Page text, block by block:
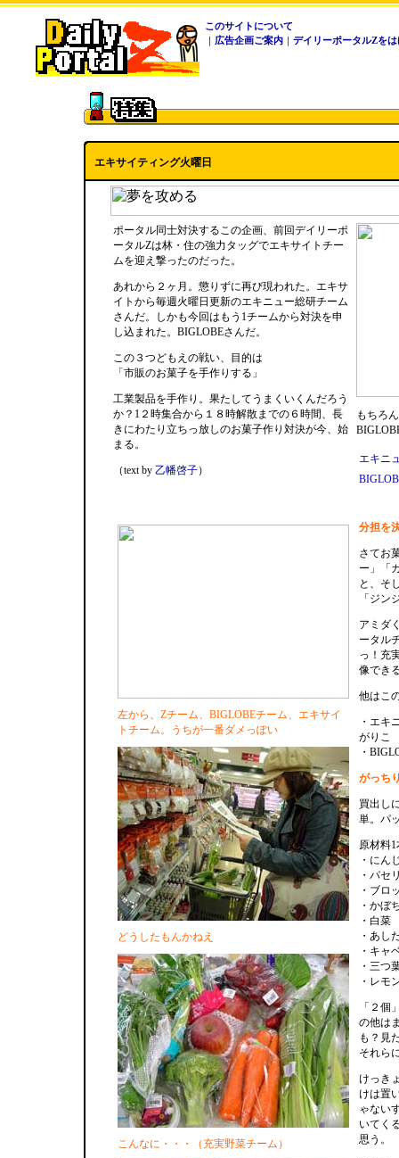
このサイトについて
｜ 広告企画ご案内 ｜ デイリーポータルZを
エキサイティング火曜日
ポータル同士対決するこの企画、前回デイリーポ
ータルZは林・住の強力タッグでエキサイトチー
ムを迎え撃ったのだった。
あれから２ヶ月。懲りずに再び現われた。エキサ
イトから毎週火曜日更新のエキニュー総研チーム
さんだ。しかも今回はもう1チームから対決を申
し込まれた。BIGLOBEさんだ。
この３つどもえの戦い、目的は
「市販のお菓子を手作りする」
工業製品を手作り。果たしてうまくいくんだろう
か？1２時集合から１８時解散までの６時間、長
きにわたり立ちっ放しのお菓子作り対決が今、始
まる。
（text by 乙幡啓子）
もちろ
エキニ
左から、Zチーム、BIGLOBEチーム、エキサイ
トチーム。うちが一番ダメっぽい
どうしたもんかねえ
こんなに・・・（充実野菜チーム）
分担を
さてお
ー」「
と、そ
「ジン
アミダ
ータル
っ！充
像でき
他はこ
・エキ
がりこ
・
がっち
買出し
単。パ
原材料
・にん
・パ
・ブ
・
・
・
・キ
・
・レ
「２個
の他は
も？見
それら
けっき
けは置
ゃない
いてく
思う。